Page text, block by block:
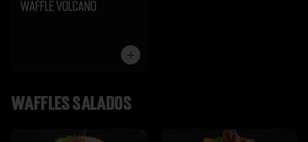
Waffle Volcano
Waffles salados